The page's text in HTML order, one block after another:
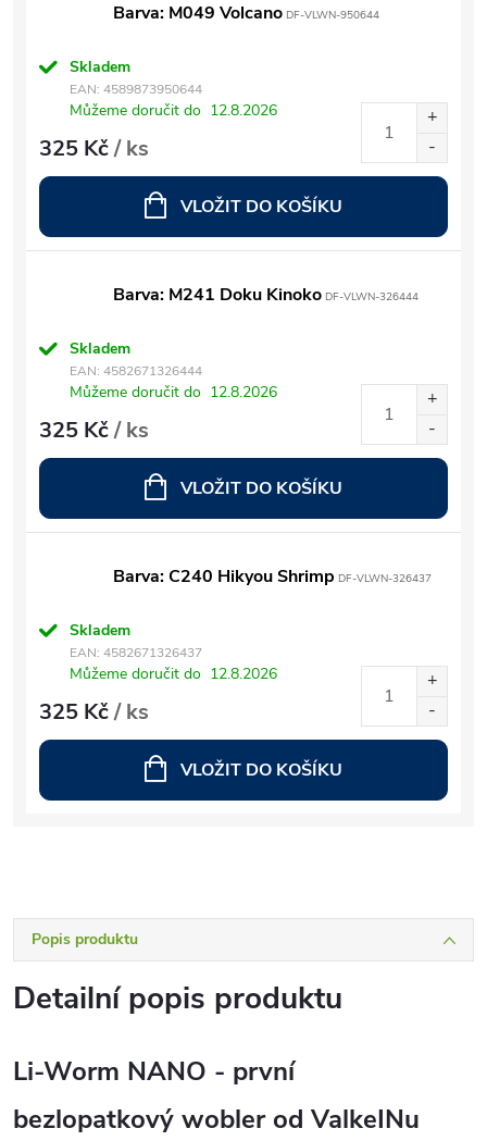
Barva: M049 Volcano DF-VLWN-950644
Skladem
EAN: 4589873950644
Můžeme doručit do 12.8.2026
325 Kč/ ks
VLOŽIT DO KOŠÍKU
Barva: M241 Doku Kinoko DF-VLWN-326444
Skladem
EAN: 4582671326444
Můžeme doručit do 12.8.2026
325 Kč/ ks
VLOŽIT DO KOŠÍKU
Barva: C240 Hikyou Shrimp DF-VLWN-326437
Skladem
EAN: 4582671326437
Můžeme doručit do 12.8.2026
325 Kč/ ks
VLOŽIT DO KOŠÍKU
Popis produktu
Detailní popis produktu
Li-Worm NANO - první
bezlopatkový wobler od ValkeINu